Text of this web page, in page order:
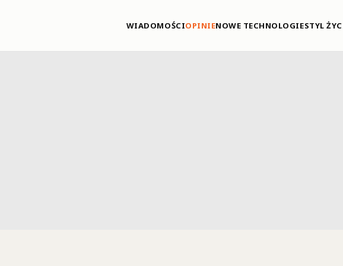
WIADOMOŚCIOPINIENOWE TECHNOLOGIESTYL